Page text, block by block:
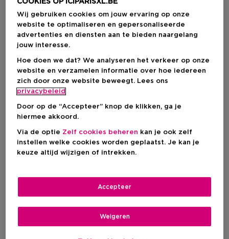
ARMANI
POWER OF YOU
Onze favorieten
Wij gebruiken cookies om jouw ervaring op onze
website te optimaliseren en gepersonaliseerde
advertenties en diensten aan te bieden naargelang
jouw interesse.
Hoe doen we dat? We analyseren het verkeer op onze
website en verzamelen informatie over hoe iedereen
zich door onze website beweegt. Lees ons
privacybeleid
Door op de “Accepteer” knop de klikken, ga je
hiermee akkoord.
Via de optie Zelf cookies beheren kan je ook zelf
instellen welke cookies worden geplaatst. Je kan je
keuze altijd wijzigen of intrekken.
Weigeren
Accepteer